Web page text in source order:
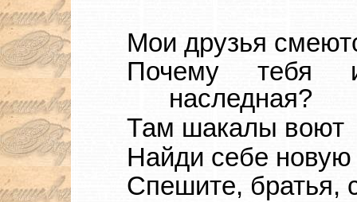
Мои друзья
Почему тебя
наследная?
Там шакалы воют
Найди себе
Спешите, братья,